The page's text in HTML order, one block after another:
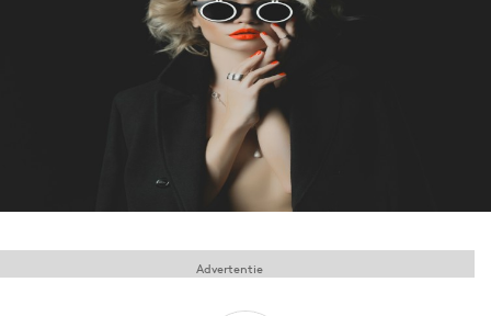
12 nov: MarketingLive!
Adverteren
Events
Opleidingen
Advertentie